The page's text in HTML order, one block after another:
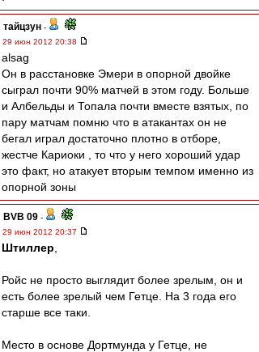
тайцзун -
29 июн 2012 20:38
alsag
Он в расстановке Эмери в опорной двойке
сыграл почти 90% матчей в этом году. Больше
и Албельды и Топала почти вместе взятых, по
пару матчам помню что в атакантах он не
бегал играл достаточно плотно в отборе,
жестче Кариоки , то что у него хороший удар
это факт, но атакует вторым темпом именно из
опорной зоны
BVB 09 -
29 июн 2012 20:37
Штиллер
Ройс не просто выглядит более зрелым, он и
есть более зрелый чем Гетце. На 3 года его
старше все таки.
Место в основе Дортмунда у Гетце, не